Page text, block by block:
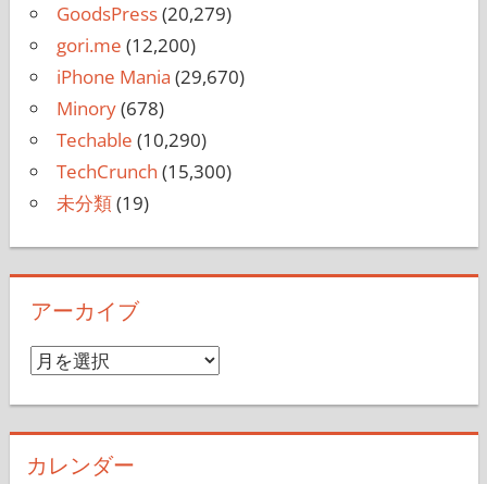
GoodsPress(20,279)
gori.me (12,200)
iPhone Mania (29,670)
Minory(678)
Techable (10,290)
TechCrunch (15,300)
未分類(19)
アーカイブ
ア
イ
カレンダー